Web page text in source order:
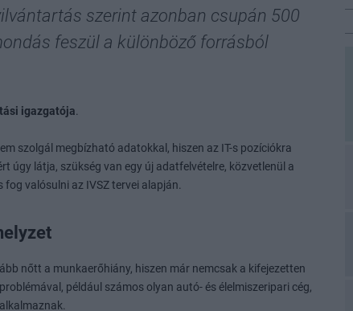
szerint azonban csupán 500
feszül a különböző forrásból
igazgatója.
szolgál megbízható adatokkal, hiszen az IT-s pozíciókra
úgy látja, szükség van egy új adatfelvételre, közvetlenül a
valósulni az IVSZ tervei alapján.
nőtt a munkaerőhiány, hiszen már nemcsak a kifejezetten
például számos olyan autó- és élelmiszeripari cég,